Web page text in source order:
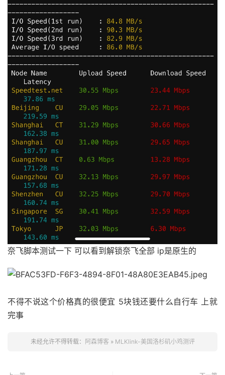
奈飞脚本测试一下 可以看到解锁奈飞全部 ip是原生的
不得不说这个价格真的很便宜 5块钱还要什么自行车 上就
完事
未经允许不得转载： 阿森博客 » MLKlink-美国洛杉矶小鸡测评